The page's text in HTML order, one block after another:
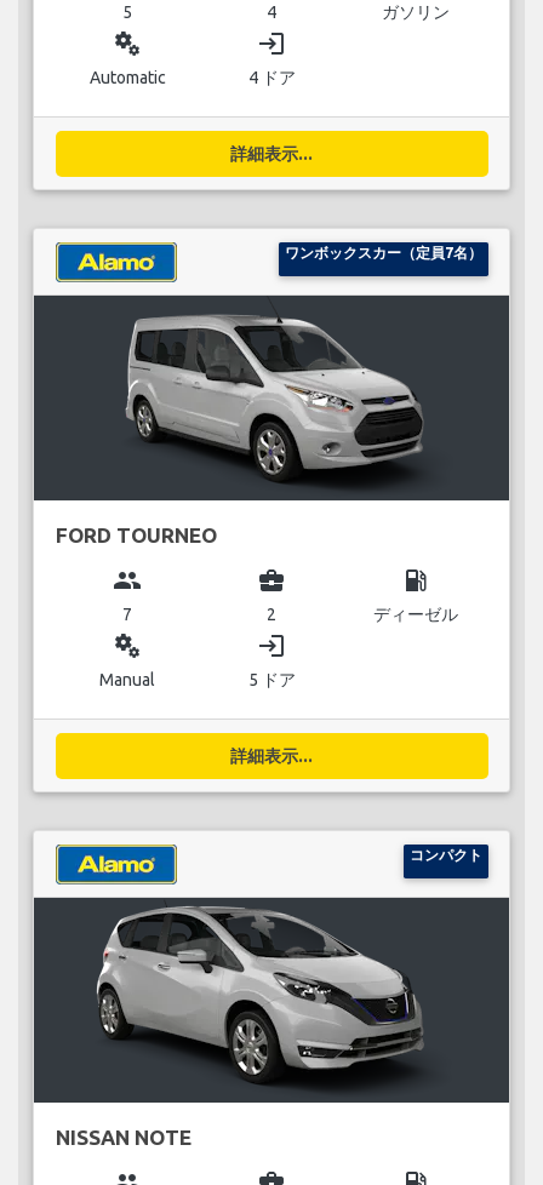
5 4 ガソリン
miscellaneous_services
Automatic
login
4 ドア
詳細表示...
ワンボックスカー（定員7名）
FORD TOURNEO
group
7
business_center
2
local_gas_station
ディーゼル
miscellaneous_services
Manual
login
5 ドア
詳細表示...
コンパクト
NISSAN NOTE